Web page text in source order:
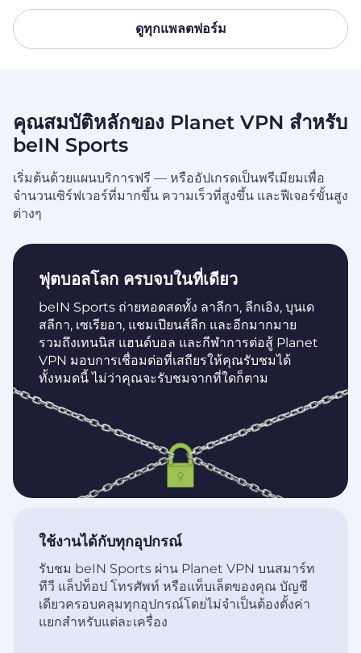
ดูทุกแพลตฟอร์ม
คุณสมบัติหลักของ Planet VPN สำหรับ
beIN Sports
เริ่มต้นด้วยแผนบริการฟรี — หรืออัปเกรดเป็นพรีเมียมเพื่อ
จำนวนเซิร์ฟเวอร์ที่มากขึ้น ความเร็วที่สูงขึ้น และฟีเจอร์ขั้นสูง
ต่างๆ
ฟุตบอลโลก ครบจบในที่เดียว
beIN Sports ถ่ายทอดสดทั้ง ลาลีกา, ลีกเอิง, บุนเด
สลีกา, เซเรียอา, แชมเปียนส์ลีก และอีกมากมาย
รวมถึงเทนนิส แฮนด์บอล และกีฬาการต่อสู้ Planet
VPN มอบการเชื่อมต่อที่เสถียรให้คุณรับชมได้
ทั้งหมดนี้ ไม่ว่าคุณจะรับชมจากที่ใดก็ตาม
ใช้งานได้กับทุกอุปกรณ์
รับชม beIN Sports ผ่าน Planet VPN บนสมาร์ท
ทีวี แล็ปท็อป โทรศัพท์ หรือแท็บเล็ตของคุณ บัญชี
เดียวครอบคลุมทุกอุปกรณ์โดยไม่จำเป็นต้องตั้งค่า
แยกสำหรับแต่ละเครื่อง